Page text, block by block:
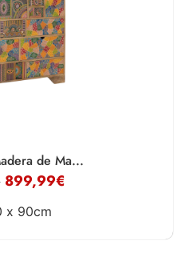
de Ma...
899,99€
x 90cm